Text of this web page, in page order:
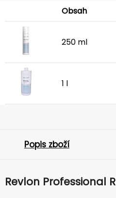
Obsah
250 ml
1 l
Popis zboží
Revlon Professional